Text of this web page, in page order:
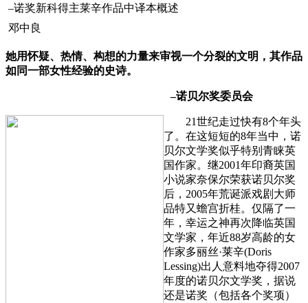
–诺奖新科得主莱辛作品中译本概述
邓中良
她用怀疑、热情、构想的力量来审视一个分裂的文明，其作品
如同一部女性经验的史诗。
–诺贝尔奖委员会
21世纪走过快有8个年头
了。在这短短的8年当中，诺
贝尔文学奖似乎特别青睐英
国作家。继2001年印裔英国
小说家奈保尔荣获诺贝尔奖
后，2005年荒诞派戏剧大师
品特又蟾宫折桂。仅隔了一
年，幸运之神再次降临英国
文学家，年近88岁高龄的女
作家多丽丝·莱辛(Doris
Lessing)出人意料地夺得2007
年度的诺贝尔文学奖，据说
还是诺奖（包括各个奖项）